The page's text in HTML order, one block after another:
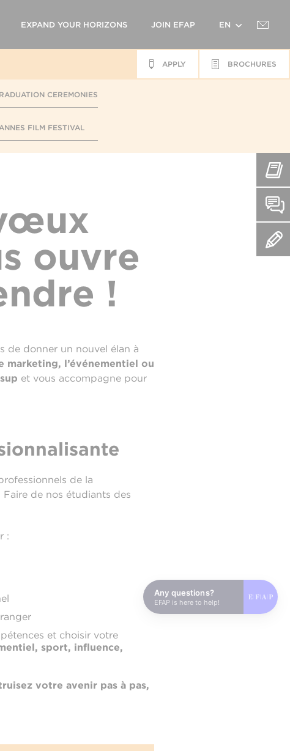
EXPAND YOUR HORIZONS JOIN EFAP EN
BROCHURES
APPLY
CEREMONIES
FILM FESTIVAL
ouvre
!
de donner un nouvel élan à
marketing, l’événementiel ou
et vous accompagne pour
de la
de nos étudiants des
:
et choisir votre
sport, influence,
votre avenir pas à pas,
Any questions?
EFAP is here to help!